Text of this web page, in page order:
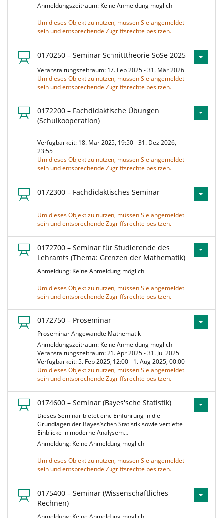
Anmeldungszeitraum: Keine Anmeldung möglich
Um dieses Objekt zu nutzen, müssen Sie angemeldet
sein und entsprechende Zugriffsrechte besitzen.
0170250 – Seminar Schnitttheorie SoSe 2025
Veranstaltungszeitraum: 17. Feb 2025 - 31. Mär 2026
Um dieses Objekt zu nutzen, müssen Sie angemeldet
sein und entsprechende Zugriffsrechte besitzen.
0172200 – Fachdidaktische Übungen
(Schulkooperation)
Verfügbarkeit: 18. Mär 2025, 19:50 - 31. Dez 2026,
23:55
Um dieses Objekt zu nutzen, müssen Sie angemeldet
sein und entsprechende Zugriffsrechte besitzen.
0172300 – Fachdidaktisches Seminar
Um dieses Objekt zu nutzen, müssen Sie angemeldet
sein und entsprechende Zugriffsrechte besitzen.
0172700 – Seminar für Studierende des
Lehramts (Thema: Grenzen der Mathematik)
Anmeldung: Keine Anmeldung möglich
Um dieses Objekt zu nutzen, müssen Sie angemeldet
sein und entsprechende Zugriffsrechte besitzen.
0172750 – Proseminar
Proseminar Angewandte Mathematik
Anmeldungszeitraum: Keine Anmeldung möglich
Veranstaltungszeitraum: 21. Apr 2025 - 31. Jul 2025
Verfügbarkeit: 5. Feb 2025, 12:00 - 1. Aug 2025, 00:00
Um dieses Objekt zu nutzen, müssen Sie angemeldet
sein und entsprechende Zugriffsrechte besitzen.
0174600 – Seminar (Bayes'sche Statistik)
Dieses Seminar bietet eine Einführung in die
Grundlagen der Bayes’schen Statistik sowie vertiefte
Einblicke in moderne Analysem…
Anmeldung: Keine Anmeldung möglich
Um dieses Objekt zu nutzen, müssen Sie angemeldet
sein und entsprechende Zugriffsrechte besitzen.
0175400 – Seminar (Wissenschaftliches
Rechnen)
Anmeldung: Keine Anmeldung möglich